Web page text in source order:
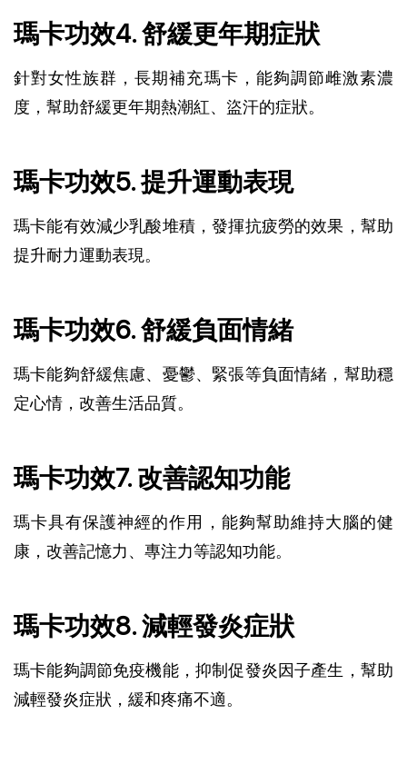
瑪卡功效4. 舒緩更年期症狀
針對女性族群，長期補充瑪卡，能夠調節雌激素濃
度，幫助舒緩更年期熱潮紅、盜汗的症狀。
瑪卡功效5. 提升運動表現
瑪卡能有效減少乳酸堆積，發揮抗疲勞的效果，幫助
提升耐力運動表現。
瑪卡功效6. 舒緩負面情緒
瑪卡能夠舒緩焦慮、憂鬱、緊張等負面情緒，幫助穩
定心情，改善生活品質。
瑪卡功效7. 改善認知功能
瑪卡具有保護神經的作用，能夠幫助維持大腦的健
康，改善記憶力、專注力等認知功能。
瑪卡功效8. 減輕發炎症狀
瑪卡能夠調節免疫機能，抑制促發炎因子產生，幫助
減輕發炎症狀，緩和疼痛不適。